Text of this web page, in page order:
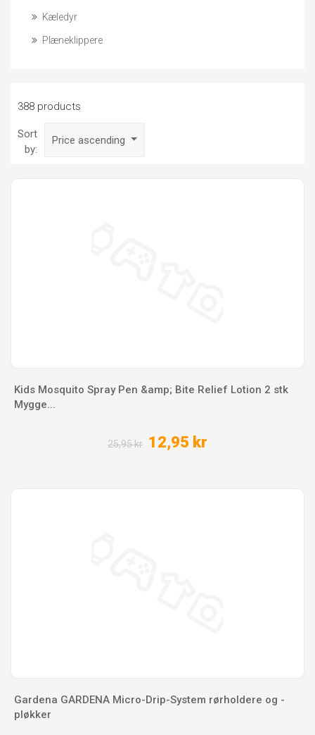
Kæledyr
Plæneklippere
388 products
Sort
by:
Price ascending
Kids Mosquito Spray Pen &amp; Bite Relief Lotion 2 stk
Mygge...
25,95 kr 12,95 kr
Gardena GARDENA Micro-Drip-System rørholdere og -
pløkker